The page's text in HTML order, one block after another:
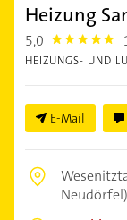
Heizung
5,0 5.0
HEIZUNGS- UND
E-Mail
Neudörfel)